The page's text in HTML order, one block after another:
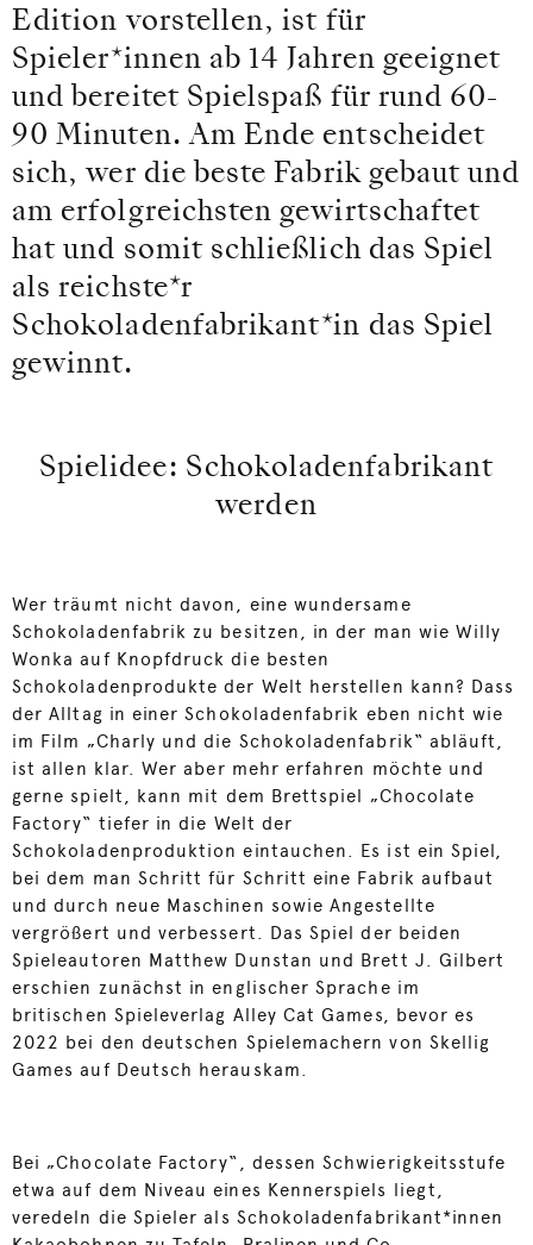
Edition vorstellen, ist für
Spieler*innen ab 14 Jahren geeignet
und bereitet Spielspaß für rund 60-
90 Minuten. Am Ende entscheidet
sich, wer die beste Fabrik gebaut und
am erfolgreichsten gewirtschaftet
hat und somit schließlich das Spiel
als reichste*r
Schokoladenfabrikant*in das Spiel
gewinnt.
Spielidee: Schokoladenfabrikant
werden
Wer träumt nicht davon, eine wundersame
Schokoladenfabrik zu besitzen, in der man wie Willy
Wonka auf Knopfdruck die besten
Schokoladenprodukte der Welt herstellen kann? Dass
der Alltag in einer Schokoladenfabrik eben nicht wie
im Film „Charly und die Schokoladenfabrik“ abläuft,
ist allen klar. Wer aber mehr erfahren möchte und
gerne spielt, kann mit dem Brettspiel „Chocolate
Factory“ tiefer in die Welt der
Schokoladenproduktion eintauchen. Es ist ein Spiel,
bei dem man Schritt für Schritt eine Fabrik aufbaut
und durch neue Maschinen sowie Angestellte
vergrößert und verbessert. Das Spiel der beiden
Spieleautoren Matthew Dunstan und Brett J. Gilbert
erschien zunächst in englischer Sprache im
britischen Spieleverlag Alley Cat Games, bevor es
2022 bei den deutschen Spielemachern von Skellig
Games auf Deutsch herauskam.
Bei „Chocolate Factory“, dessen Schwierigkeitsstufe
etwa auf dem Niveau eines Kennerspiels liegt,
veredeln die Spieler als Schokoladenfabrikant*innen